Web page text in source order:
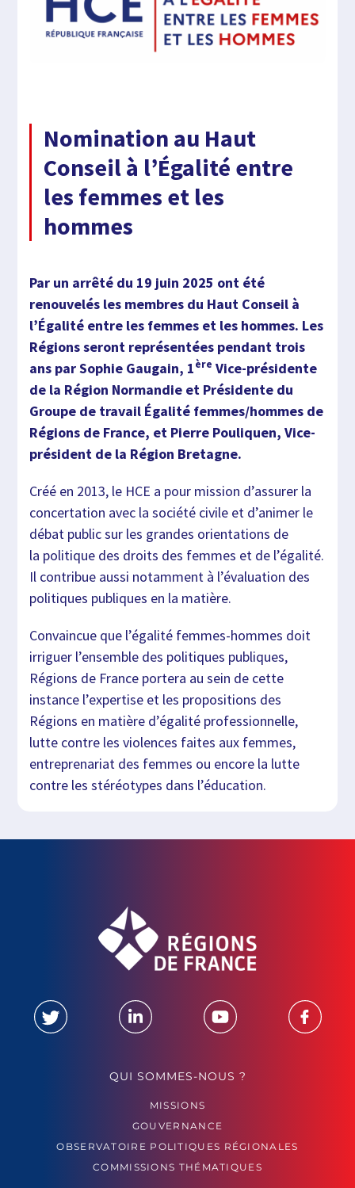
Nomination au Haut
Conseil à l’Égalité entre
les femmes et les
hommes
Par un arrêté du 19 juin 2025 ont été
renouvelés les membres du Haut Conseil à
l’Égalité entre les femmes et les hommes. Les
Régions seront représentées pendant trois
ans par Sophie Gaugain, 1ère Vice-présidente
de la Région Normandie et Présidente du
Groupe de travail Égalité femmes/hommes de
Régions de France, et Pierre Pouliquen, Vice-
président de la Région Bretagne.
Créé en 2013, le HCE a pour mission d’assurer la
concertation avec la société civile et d’animer le
débat public sur les grandes orientations de
la politique des droits des femmes et de l’égalité.
Il contribue aussi notamment à l’évaluation des
politiques publiques en la matière.
Convaincue que l’égalité femmes-hommes doit
irriguer l’ensemble des politiques publiques,
Régions de France portera au sein de cette
instance l’expertise et les propositions des
Régions en matière d’égalité professionnelle,
lutte contre les violences faites aux femmes,
entreprenariat des femmes ou encore la lutte
contre les stéréotypes dans l’éducation.
QUI SOMMES-NOUS ?
MISSIONS
GOUVERNANCE
OBSERVATOIRE POLITIQUES RÉGIONALES
COMMISSIONS THÉMATIQUES